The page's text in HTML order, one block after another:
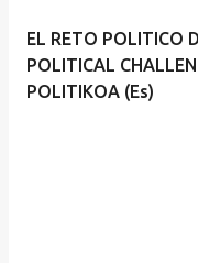
EL RETO POLITICO
POLITICAL
POLITIKOA (Es)